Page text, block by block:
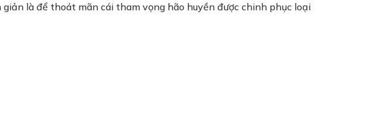
là để thoát mãn cái tham vọng hão huyền được chinh phục loại